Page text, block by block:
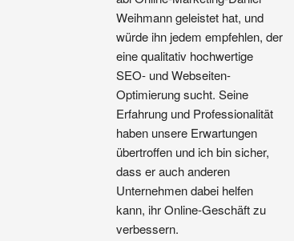
Weihmann geleistet hat, und
würde ihn jedem empfehlen, der
eine qualitativ hochwertige
SEO- und Webseiten-
Optimierung sucht. Seine
Erfahrung und Professionalität
haben unsere Erwartungen
übertroffen und ich bin sicher,
dass er auch anderen
Unternehmen dabei helfen
kann, ihr Online-Geschäft zu
verbessern.